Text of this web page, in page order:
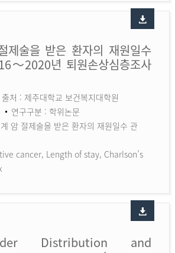
제술을 받은 환자의 재원일수
～2020년 퇴원손상심층조사
출처 : 제주대학교 보건복지대학원
연구구분 : 학위논문
암 절제술을 받은 환자의 재원일수 관
cancer, Length of stay, Charlson’s
Distribution and